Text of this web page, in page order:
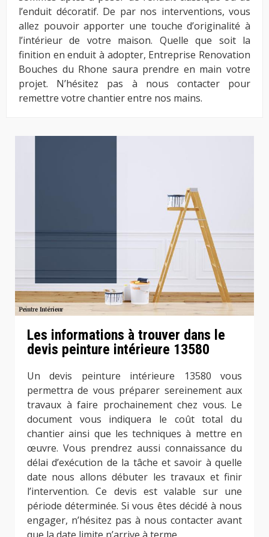
l’enduit décoratif. De par nos interventions, vous
allez pouvoir apporter une touche d’originalité à
l’intérieur de votre maison. Quelle que soit la
finition en enduit à adopter, Entreprise Renovation
Bouches du Rhone saura prendre en main votre
projet. N’hésitez pas à nous contacter pour
remettre votre chantier entre nos mains.
Les informations à trouver dans le
devis peinture intérieure 13580
Un devis peinture intérieure 13580 vous
permettra de vous préparer sereinement aux
travaux à faire prochainement chez vous. Le
document vous indiquera le coût total du
chantier ainsi que les techniques à mettre en
œuvre. Vous prendrez aussi connaissance du
délai d’exécution de la tâche et savoir à quelle
date nous allons débuter les travaux et finir
l’intervention. Ce devis est valable sur une
période déterminée. Si vous êtes décidé à nous
engager, n’hésitez pas à nous contacter avant